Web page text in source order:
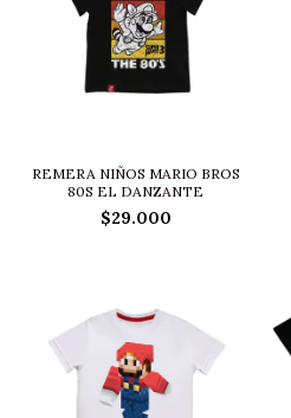
REMERA NIÑOS MARIO BROS
80S EL DANZANTE
$29.000